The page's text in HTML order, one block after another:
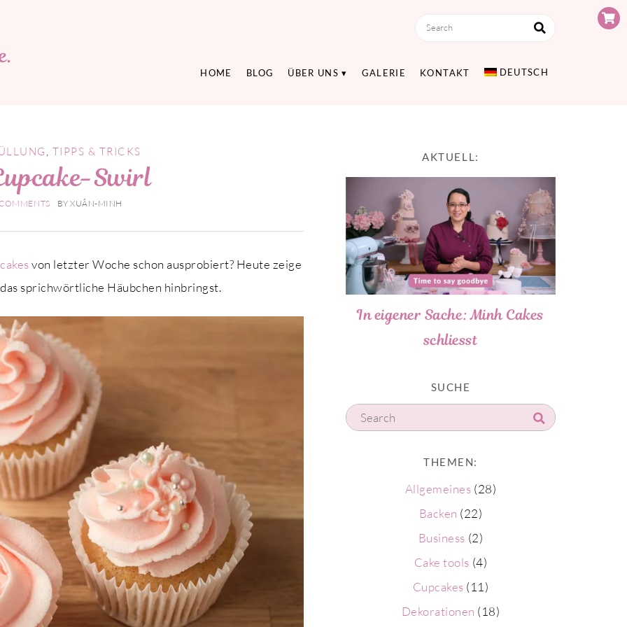
HOME BLOG ÜBER UNS GALERIE KONTAKT DEUTSCH
TIPPS & TRICKS
Swirl
BYXUÂN-MINH
von letzter Woche schon ausprobiert? Heute zeige
sprichwörtliche Häubchen hinbringst.
AKTUELL:
In eigener Sache: Minh Cakes
schliesst
SUCHE
THEMEN:
Allgemeines (28)
Backen (22)
Business (2)
Cake tools (4)
Cupcakes (11)
Dekorationen (18)